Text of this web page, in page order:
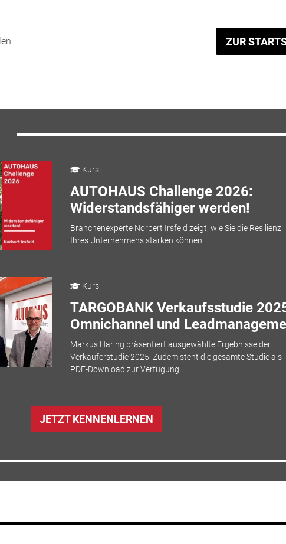
ZUR
Kurs
AUTOHAUS Challenge 2026:
Widerstandsfähiger werden!
Branchenexperte Norbert Irsfeld zeigt, wie Sie die Resilienz
Ihres Unternehmens stärken können.
Kurs
TARGOBANK Verkaufsstudie
Omnichannel und
Markus Häring präsentiert ausgewählte Ergebnisse der
Verkäuferstudie 2025. Zudem steht die gesamte Studie als
PDF-Download zur Verfügung.
JETZT KENNENLERNEN